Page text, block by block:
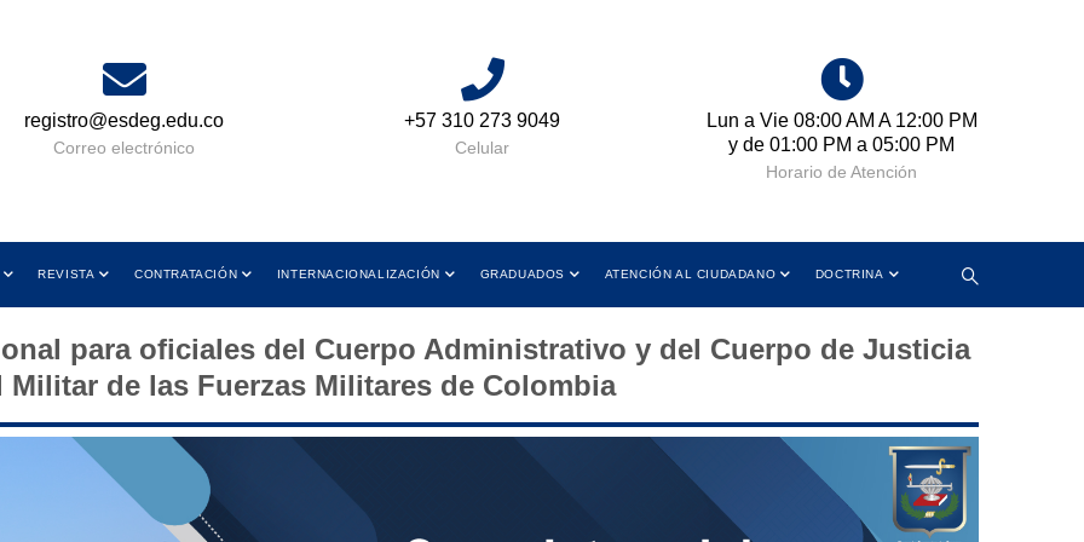
registro@esdeg.edu.co
Correo electrónico
+57 310 273 9049
Celular
Lun a Vie 08:00 AM A 12:00 PM
y de 01:00 PM a 05:00 PM
Horario de Atención
REVISTA CONTRATACIÓN INTERNACIONALIZACIÓN GRADUADOS ATENCIÓN AL CIUDADANO DOCTRINA
para oficiales del Cuerpo Administrativo y del Cuerpo de Justicia
Militar de las Fuerzas Militares de Colombia